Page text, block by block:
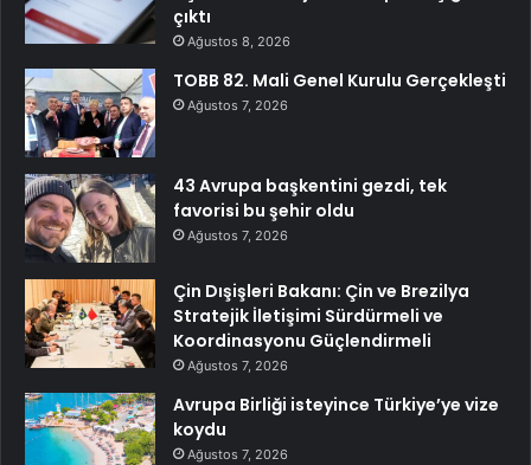
çıktı
Ağustos 8, 2026
TOBB 82. Mali Genel Kurulu Gerçekleşti
Ağustos 7, 2026
43 Avrupa başkentini gezdi, tek
favorisi bu şehir oldu
Ağustos 7, 2026
Çin Dışişleri Bakanı: Çin ve Brezilya
Stratejik İletişimi Sürdürmeli ve
Koordinasyonu Güçlendirmeli
Ağustos 7, 2026
Avrupa Birliği isteyince Türkiye’ye vize
koydu
Ağustos 7, 2026